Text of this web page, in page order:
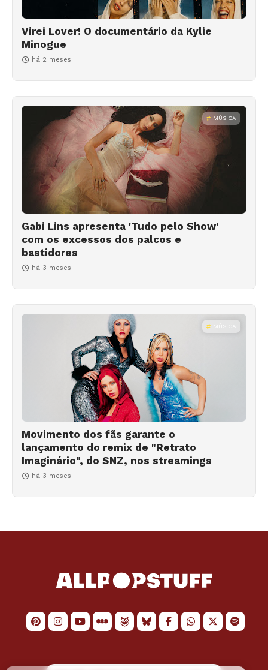
Virei Lover! O documentário da Kylie
Minogue
há 2 meses
MÚSICA
Gabi Lins apresenta 'Tudo pelo Show'
com os excessos dos palcos e
bastidores
há 3 meses
MÚSICA
Movimento dos fãs garante o
lançamento do remix de "Retrato
Imaginário", do SNZ, nos streamings
há 3 meses